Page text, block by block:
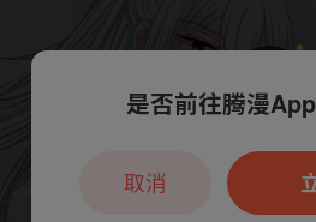
本章节仅支持App阅读
户7天免费
是否前往腾漫
取消